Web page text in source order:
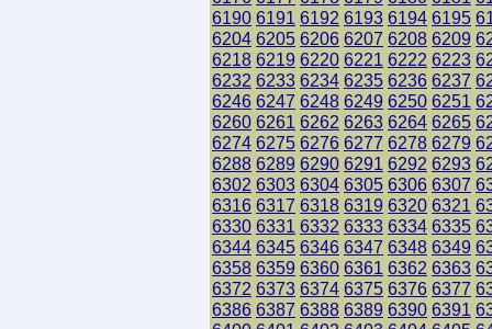
6190 6191 6192 6193 6194 6195
6204 6205 6206 6207 6208 6209
6218 6219 6220 6221 6222 6223
6232 6233 6234 6235 6236 6237
6246 6247 6248 6249 6250 6251
6260 6261 6262 6263 6264 6265
6274 6275 6276 6277 6278 6279
6288 6289 6290 6291 6292 6293
6302 6303 6304 6305 6306 6307
6316 6317 6318 6319 6320 6321
6330 6331 6332 6333 6334 6335
6344 6345 6346 6347 6348 6349
6358 6359 6360 6361 6362 6363
6372 6373 6374 6375 6376 6377
6386 6387 6388 6389 6390 6391